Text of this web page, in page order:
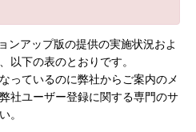
ンアップ版の提供の実施状況およ
以下の表のとおりです。
っているのに弊社からご案内のメ
社ユーザー登録に関する専門のサ
。